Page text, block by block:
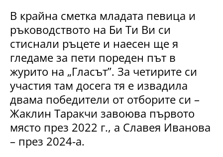
В крайна сметка младата певица и
ръководството на Би Ти Ви си
стиснали ръцете и наесен ще я
гледаме за пети пореден път в
журито на „Гласът”. За четирите си
участия там досега тя е извадила
двама победители от отборите си –
Жаклин Таракчи завоюва първото
място през 2022 г., а Славея Иванова
– през 2024-а.